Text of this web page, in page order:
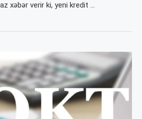
xəbər verir ki, yeni kredit …